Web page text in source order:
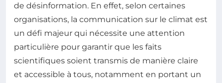
de désinformation. En effet, selon certaines
organisations, la communication sur le climat est
un défi majeur qui nécessite une attention
particulière pour garantir que les faits
scientifiques soient transmis de manière claire
et accessible à tous, notamment en portant un